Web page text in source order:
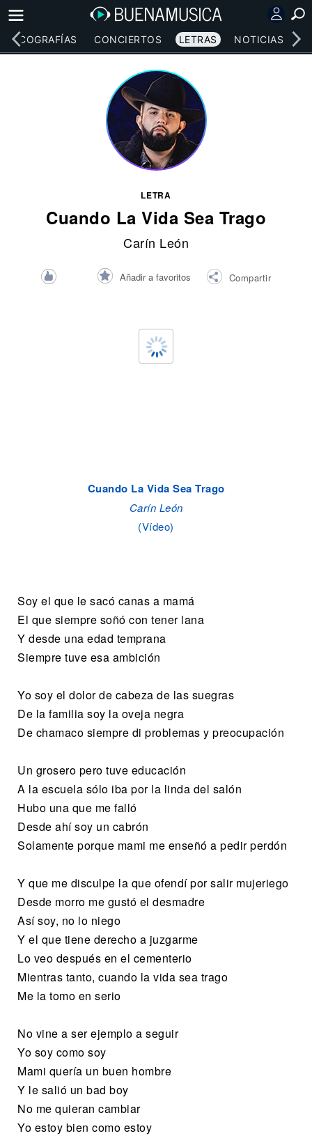
DISCOGRAFÍAS CONCIERTOS LETRAS NOTICIAS
LETRA
Cuando La Vida Sea Trago
Carín León
Añadir a favoritos Compartir
Cuando La Vida Sea Trago
Carín León
(Vídeo)
Soy el que le sacó canas a mamá
El que siempre soñó con tener lana
Y desde una edad temprana
Siempre tuve esa ambición
Yo soy el dolor de cabeza de las suegras
De la familia soy la oveja negra
De chamaco siempre di problemas y preocupación
Un grosero pero tuve educación
A la escuela sólo iba por la linda del salón
Hubo una que me falló
Desde ahí soy un cabrón
Solamente porque mami me enseñó a pedir perdón
Y que me disculpe la que ofendí por salir mujeriego
Desde morro me gustó el desmadre
Así soy, no lo niego
Y el que tiene derecho a juzgarme
Lo veo después en el cementerio
Mientras tanto, cuando la vida sea trago
Me la tomo en serio
No vine a ser ejemplo a seguir
Yo soy como soy
Mami quería un buen hombre
Y le salió un bad boy
No me quieran cambiar
Yo estoy bien como estoy